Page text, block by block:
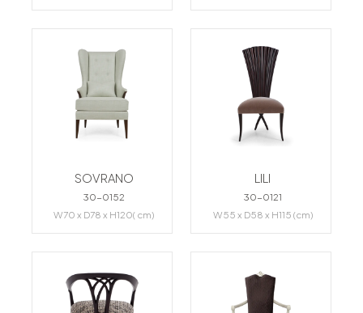
SOVRANO
30-0152
W70 x D78 x H120( cm)
LILI
30-0121
W55 x D58 x H115 (cm)